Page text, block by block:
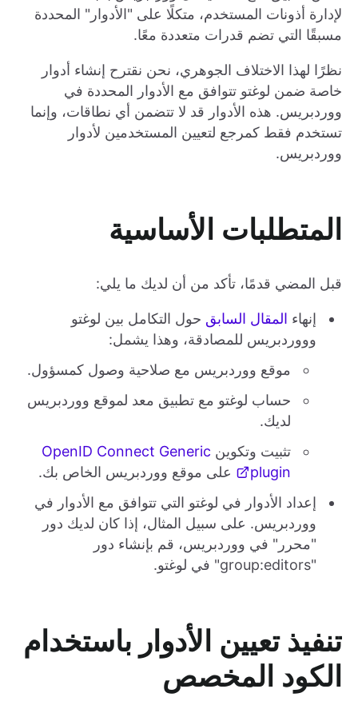
لإدارة أذونات المستخدم، متكلًا على "الأدوار" المحددة
مسبقًا التي تضم قدرات متعددة معًا.
نظرًا لهذا الاختلاف الجوهري، نحن نقترح إنشاء أدوار
خاصة ضمن لوغتو تتوافق مع الأدوار المحددة في
ووردبريس. هذه الأدوار قد لا تتضمن أي نطاقات، وإنما
تستخدم فقط كمرجع لتعيين المستخدمين لأدوار
ووردبريس.
المتطلبات الأساسية
قبل المضي قدمًا، تأكد من أن لديك ما يلي:
إنهاء المقال السابق حول التكامل بين لوغتو
وووردبريس للمصادقة، وهذا يشمل:
موقع ووردبريس مع صلاحية وصول كمسؤول.
حساب لوغتو مع تطبيق معد لموقع ووردبريس
لديك.
تثبيت وتكوين OpenID Connect Generic
plugin
على موقع ووردبريس الخاص بك.
إعداد الأدوار في لوغتو التي تتوافق مع الأدوار في
ووردبريس. على سبيل المثال، إذا كان لديك دور
"محرر" في ووردبريس، قم بإنشاء دور
"group:editors" في لوغتو.
تنفيذ تعيين الأدوار باستخدام
الكود المخصص